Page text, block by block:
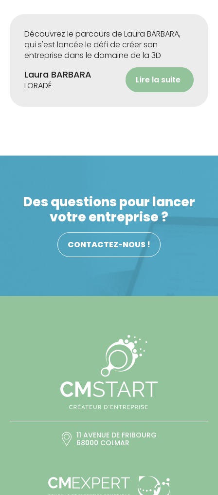
Découvrez le parcours de Laura BARBARA,
qui s'est lancée le défi de créer son
entreprise dans le domaine de la 3D
Laura BARBARA
LORADÉ
Lire la suite
Des questions pour lancer
votre entreprise ?
CONTACTEZ-NOUS !
11 AVENUE DE FRIBOURG
68000 COLMAR